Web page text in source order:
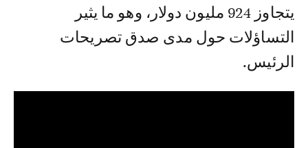
يتجاوز 924 مليون دولار، وهو ما يثير
التساؤلات حول مدى صدق تصريحات
الرئيس.